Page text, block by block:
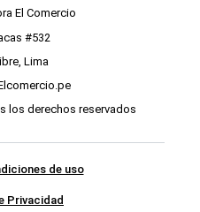
El Comercio
#532
Lima
los derechos reservados
de uso
Privacidad